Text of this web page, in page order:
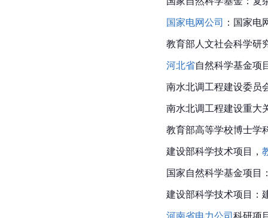
国家电网公司 ：国家电
教育部人文社会科学研
河北省自然科学基金项
南水北调工程建设委员
南水北调工程建设重大
教育部高等学校博士学
建设部科学技术项目，
国家自然科学基金项目
建设部科学技术项目：
河南省电力公司科研项